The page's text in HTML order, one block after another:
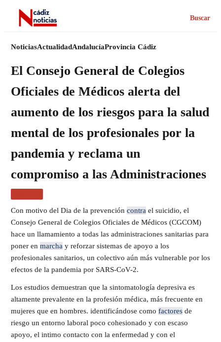
Buscar
NoticiasActualidadAndalucíaProvincia Cádiz
El Consejo General de Colegios
Oficiales de Médicos alerta del
aumento de los riesgos para la salud
mental de los profesionales por la
pandemia y reclama un
compromiso a las Administraciones
Con motivo del Dia de la prevención contra el suicidio, el
Consejo General de Colegios Oficiales de Médicos (CGCOM)
hace un llamamiento a todas las administraciones sanitarias para
poner en marcha y reforzar sistemas de apoyo a los
profesionales sanitarios, un colectivo aún más vulnerable por los
efectos de la pandemia por SARS-CoV-2.
Los estudios demuestran que la sintomatología depresiva es
altamente prevalente en la profesión médica, más frecuente en
mujeres que en hombres. identificándose como factores de
riesgo un entorno laboral poco cohesionado y con escaso
apoyo, el intimo contacto con la enfermedad y con el